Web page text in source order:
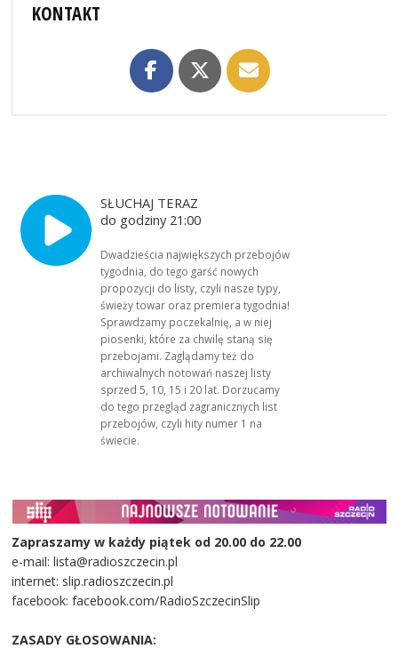
KONTAKT
SŁUCHAJ TERAZ
do godziny 21:00
Dwadzieścia największych przebojów
tygodnia, do tego garść nowych
propozycji do listy, czyli nasze typy,
świeży towar oraz premiera tygodnia!
Sprawdzamy poczekalnię, a w niej
piosenki, które za chwilę staną się
przebojami. Zaglądamy też do
archiwalnych notowań naszej listy
sprzed 5, 10, 15 i 20 lat. Dorzucamy
do tego przegląd zagranicznych list
przebojów, czyli hity numer 1 na
świecie.
Zapraszamy w każdy piątek od 20.00 do 22.00
e-mail: lista@radioszczecin.pl
internet: slip.radioszczecin.pl
facebook: facebook.com/RadioSzczecinSlip
ZASADY GŁOSOWANIA: